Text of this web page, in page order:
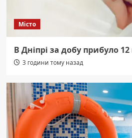
Місто
В Дніпрі за добу прибуло
3 години тому назад